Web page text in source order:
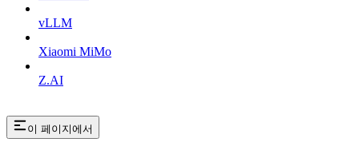
vLLM
Xiaomi MiMo
Z.AI
이 페이지에서